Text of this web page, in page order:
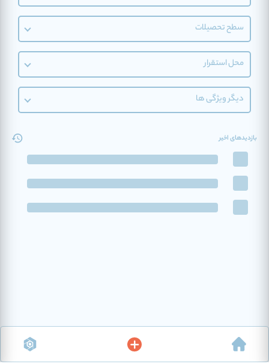
سطح تحصیلات
محل استقرار
دیگر ویژگی ها
بازدیدهای اخیر